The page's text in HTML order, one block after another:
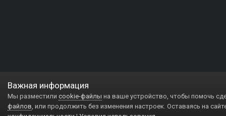
Важная информация
Мы разместили cookie-файлы на ваше устройство, чтобы помочь
файлов, или продолжить без изменения настроек. Оставаясь на